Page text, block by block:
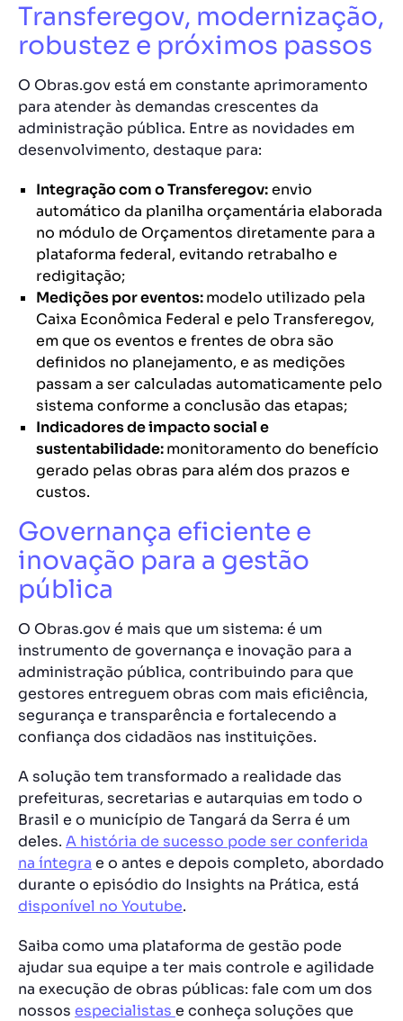
Transferegov, modernização,
robustez e próximos passos
O Obras.gov está em constante aprimoramento
para atender às demandas crescentes da
administração pública. Entre as novidades em
desenvolvimento, destaque para:
Integração com o Transferegov:envio
automático da planilha orçamentária elaborada
no módulo de Orçamentos diretamente para a
plataforma federal, evitando retrabalho e
redigitação;
Medições por eventos:modelo utilizado pela
Caixa Econômica Federal e pelo Transferegov,
em que os eventos e frentes de obra são
definidos no planejamento, e as medições
passam a ser calculadas automaticamente pelo
sistema conforme a conclusão das etapas;
Indicadores de impacto social e
sustentabilidade:monitoramento do benefício
gerado pelas obras para além dos prazos e
custos.
Governança eficiente e
inovação para a gestão
pública
O Obras.gov é mais que um sistema: é um
instrumento de governança e inovação para a
administração pública, contribuindo para que
gestores entreguem obras com mais eficiência,
segurança e transparência e fortalecendo a
confiança dos cidadãos nas instituições.
A solução tem transformado a realidade das
prefeituras, secretarias e autarquias em todo o
Brasil e o município de Tangará da Serra é um
deles. A história de sucesso pode ser conferida
na íntegra e o antes e depois completo, abordado
durante o episódio do Insights na Prática, está
disponível no Youtube.
Saiba como uma plataforma de gestão pode
ajudar sua equipe a ter mais controle e agilidade
na execução de obras públicas: fale com um dos
nossos especialistas e conheça soluções que